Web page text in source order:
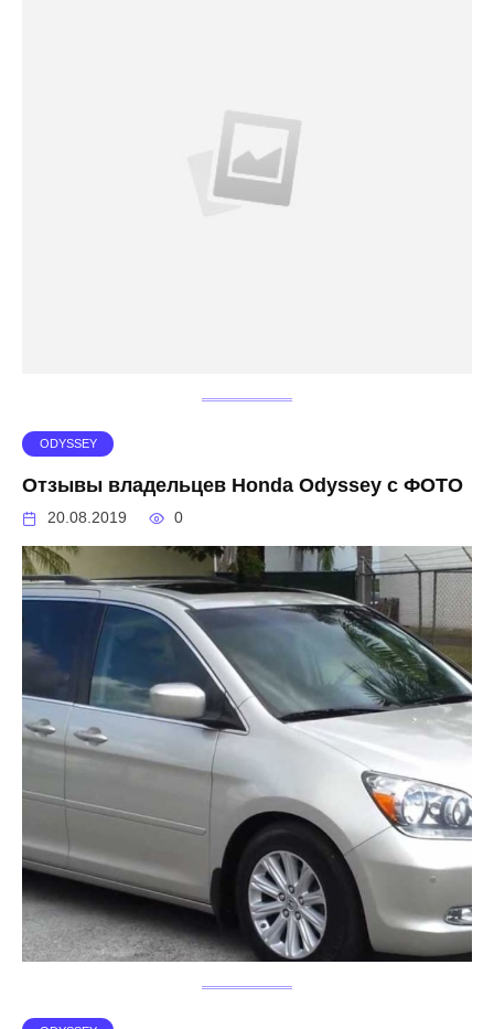
ODYSSEY
Отзывы владельцев Honda Odyssey с ФОТО
20.08.2019 0